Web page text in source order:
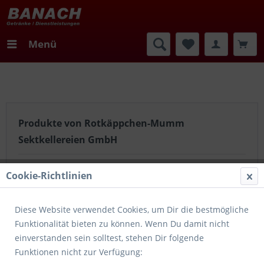
Menü
Produkte von Rotkäppchen-Mumm
Sektkellereien GmbH
Information des
Herstellers:"Genießt jeden
schmeckt! Denn das Leben
bietet so viele Gelegenheiten.
Gemeinsam können wir aus
jedem Augenblick einen
Cookie-Richtlinien
Diese Website verwendet Cookies, um Dir die bestmögliche
Funktionalität bieten zu können. Wenn Du damit nicht
einverstanden sein solltest, stehen Dir folgende
Funktionen nicht zur Verfügung: